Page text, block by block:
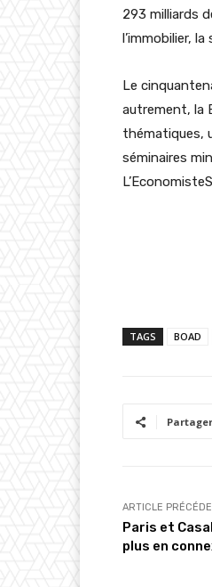
293 milliards
l’immobilier,
Le
autrement, la
thématiques,
séminaires
TAGS BOAD
Partager
ARTICLE
Paris et
plus en